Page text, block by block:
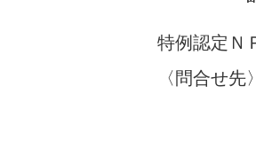
特例認定Ｎ
〈問合せ